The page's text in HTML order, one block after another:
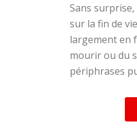
Sans
sur la fin de
largement en
mourir ou du
périphrases